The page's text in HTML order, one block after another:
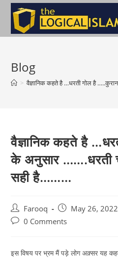
Blog
> वैज्ञानिक कहते है …धरती गोल है
वैज्ञानिक कहते है
के अनुसार …….धरती
सही है………
Farooq May 26, 2022
0 Comments
इस विषय पर भ्रम मैं पड़े लोग अक़्सर यह